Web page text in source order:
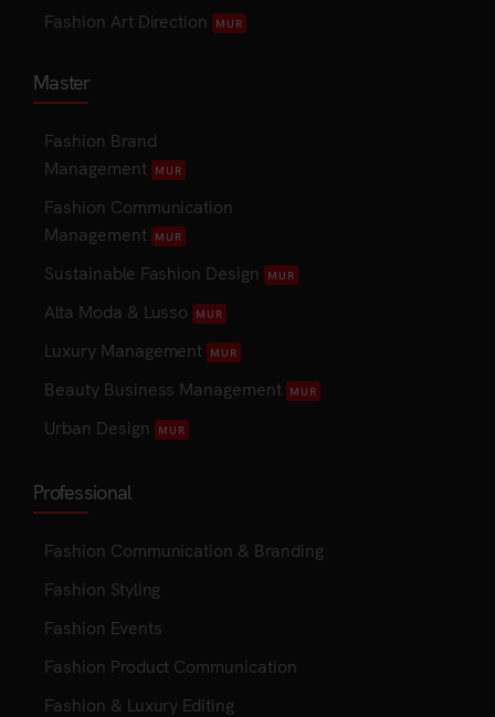
Fashion Art Direction MUR
Master
Fashion Brand
Management MUR
Fashion Communication
Management MUR
Sustainable Fashion Design MUR
Alta Moda & Lusso MUR
Luxury Management MUR
Beauty Business Management MUR
Urban Design MUR
Professional
Fashion Communication & Branding
Fashion Styling
Fashion Events
Fashion Product Communication
Fashion & Luxury Editing